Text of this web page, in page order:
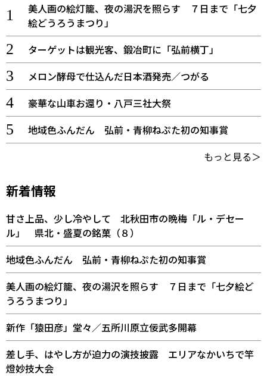
美人画の絵灯籠、夜の湯沢を照らす ７日まで「七夕
絵どうろうまつり」
ターゲットは観光客、鍛冶町に「弘前横丁」
メロン酵母で仕込んだ日本酒発売／つがる
豪華な山車お還り・八戸三社大祭
地域色ふんだん 弘前・青柳ねぷた初の知事賞
もっと見る＞
新着情報
甘さ上品、少し冷やして 北秋田市の晩梅「ル・デセー
ル」 県北・盛夏の銘菓（８）
地域色ふんだん 弘前・青柳ねぷた初の知事賞
美人画の絵灯籠、夜の湯沢を照らす ７日まで「七夕絵ど
うろうまつり」
新作「猿田彦」堂々／五所川原立佞武多開幕
差し手、はやし方が迫力の演技披露 エリアなかいちで竿
燈妙技大会